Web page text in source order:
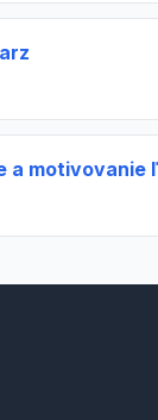
a motivovanie